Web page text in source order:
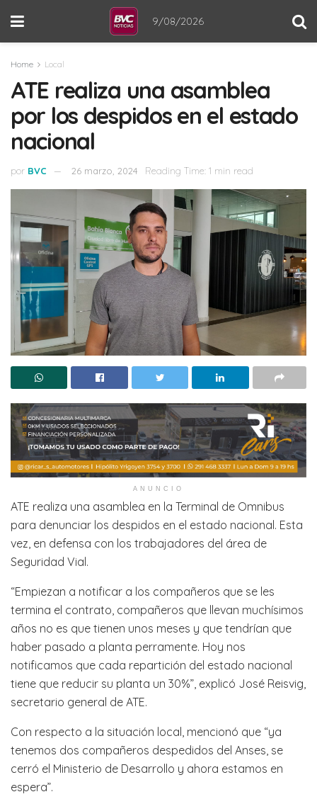
9/08/2026
Home Local
ATE realiza una asamblea
por los despidos en el estado
nacional
por BVC 26 marzo, 2024 Reading Time: 1 min read
ANUNCIO
ATE realiza una asamblea en la Terminal de Omnibus
para denunciar los despidos en el estado nacional. Esta
vez, en defensa con los trabajadores del área de
Seguridad Vial.
“Empiezan a notificar a los compañeros que se les
termina el contrato, compañeros que llevan muchísimos
años no es que tienen unos meses y que tendrían que
haber pasado a planta perramente. Hoy nos
notificamos que cada repartición del estado nacional
tiene que reducir su planta un 30%”, explicó José Reisvig,
secretario general de ATE.
Con respecto a la situación local, mencionó que “ya
tenemos dos compañeros despedidos del Anses, se
cerró el Ministerio de Desarrollo y ahora estamos en
espera”.